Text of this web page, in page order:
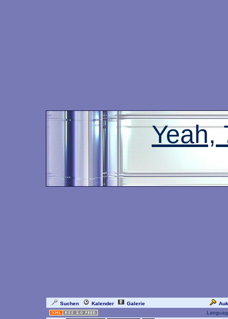
Yeah,
Suchen Kalender Galerie